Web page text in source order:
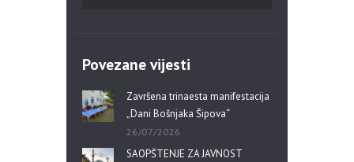
Povezane vijesti
Završena trinaesta manifestacija
„Dani Bošnjaka Šipova“
26/07/2026
SAOPŠTENJE ZA JAVNOST